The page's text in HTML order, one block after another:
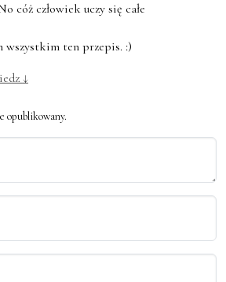
cóż człowiek uczy się całe
wszystkim ten przepis. :)
↓
opublikowany.